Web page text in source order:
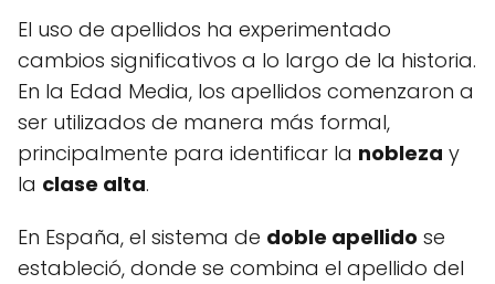
El uso de apellidos ha experimentado
cambios significativos a lo largo de la historia.
En la Edad Media, los apellidos comenzaron a
ser utilizados de manera más formal,
principalmente para identificar la nobleza y
la clase alta.
En España, el sistema de doble apellido se
estableció, donde se combina el apellido del